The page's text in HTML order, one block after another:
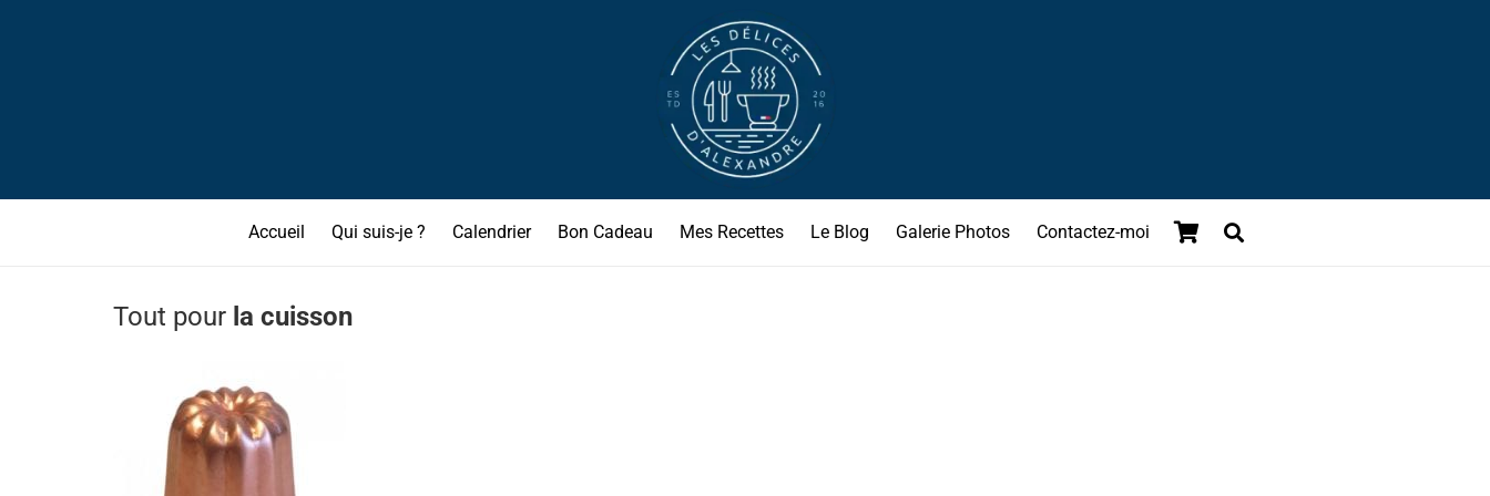
Accueil Qui suis-je ? Calendrier Bon Cadeau Mes Recettes Le Blog Galerie Photos Contactez-moi
Tout pour la cuisson